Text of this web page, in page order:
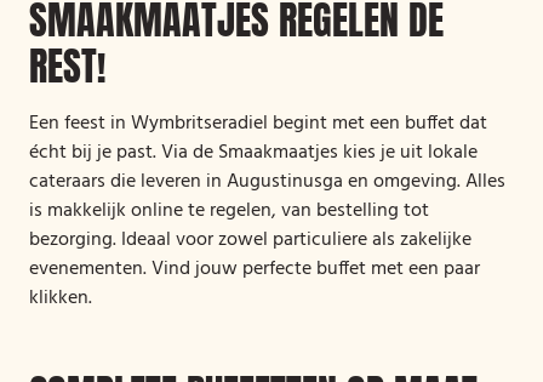
SMAAKMAATJES REGELEN DE
REST!
Een feest in Wymbritseradiel begint met een buffet dat
écht bij je past. Via de Smaakmaatjes kies je uit lokale
cateraars die leveren in Augustinusga en omgeving. Alles
is makkelijk online te regelen, van bestelling tot
bezorging. Ideaal voor zowel particuliere als zakelijke
evenementen. Vind jouw perfecte buffet met een paar
klikken.